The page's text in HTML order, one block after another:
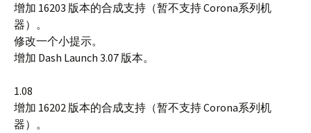
增加 16203 版本的合成支持（暂不支持 Corona系列机
器）。
修改一个小提示。
增加 Dash Launch 3.07 版本。
1.08
增加 16202 版本的合成支持（暂不支持 Corona系列机
器）。